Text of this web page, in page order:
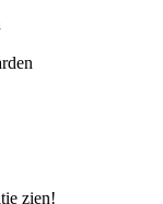
zien!